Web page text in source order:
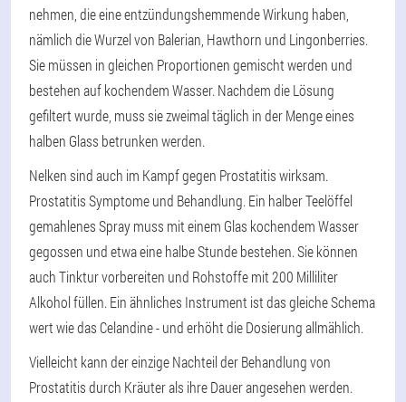
nehmen, die eine entzündungshemmende Wirkung haben,
nämlich die Wurzel von Balerian, Hawthorn und Lingonberries.
Sie müssen in gleichen Proportionen gemischt werden und
bestehen auf kochendem Wasser. Nachdem die Lösung
gefiltert wurde, muss sie zweimal täglich in der Menge eines
halben Glass betrunken werden.
Nelken sind auch im Kampf gegen Prostatitis wirksam.
Prostatitis Symptome und Behandlung. Ein halber Teelöffel
gemahlenes Spray muss mit einem Glas kochendem Wasser
gegossen und etwa eine halbe Stunde bestehen. Sie können
auch Tinktur vorbereiten und Rohstoffe mit 200 Milliliter
Alkohol füllen. Ein ähnliches Instrument ist das gleiche Schema
wert wie das Celandine - und erhöht die Dosierung allmählich.
Vielleicht kann der einzige Nachteil der Behandlung von
Prostatitis durch Kräuter als ihre Dauer angesehen werden.